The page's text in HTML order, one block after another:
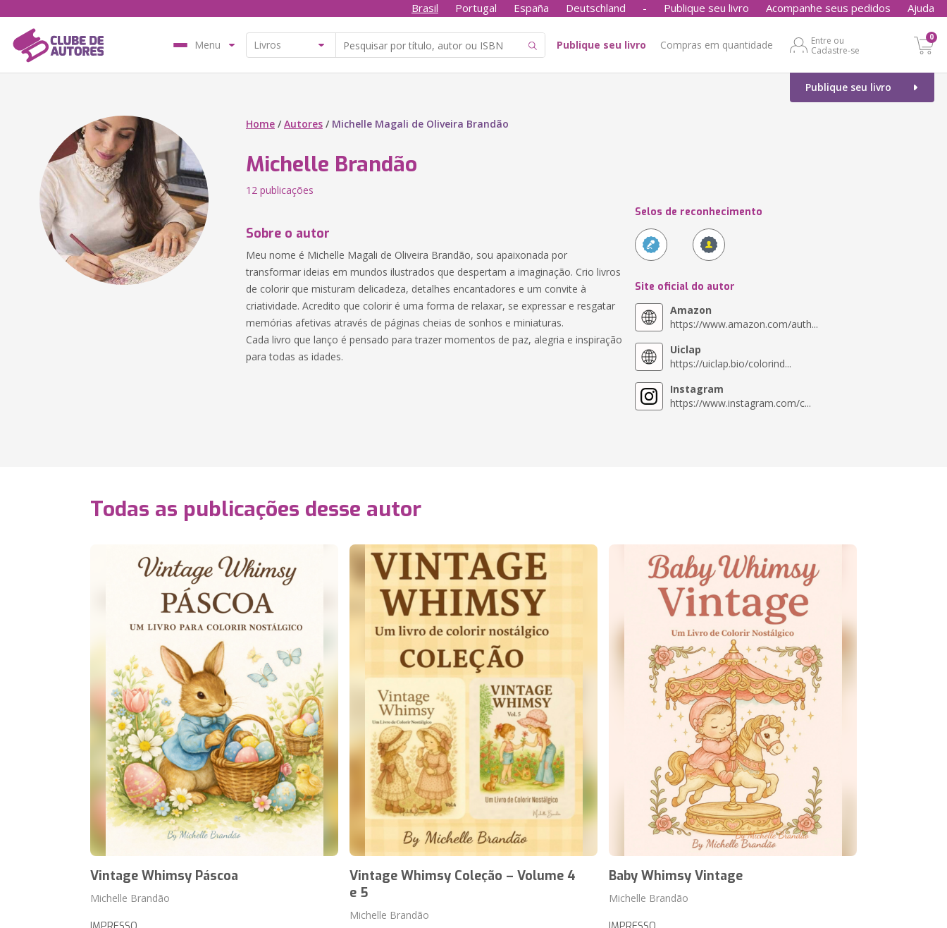
Brasil Portugal España Deutschland - Publique seu livro Acompanhe seus pedidos Ajuda
Menu Publique seu livro Compras em quantidade
Entre ou
Cadastre-se
0
Publique seu livro
Home /Autores / Michelle Magali de Oliveira Brandão
Michelle Brandão
12 publicações
Sobre o autor
Meu nome é Michelle Magali de Oliveira Brandão, sou apaixonada por
transformar ideias em mundos ilustrados que despertam a imaginação. Crio livros
de colorir que misturam delicadeza, detalhes encantadores e um convite à
criatividade. Acredito que colorir é uma forma de relaxar, se expressar e resgatar
memórias afetivas através de páginas cheias de sonhos e miniaturas.
Cada livro que lanço é pensado para trazer momentos de paz, alegria e inspiração
para todas as idades.
Selos de reconhecimento
Site oficial do autor
Amazon
https://www.amazon.com/auth...
Uiclap
https://uiclap.bio/colorind...
Instagram
https://www.instagram.com/c...
Todas as publicações desse autor
Vintage Whimsy Páscoa
Michelle Brandão
Vintage Whimsy Coleção – Volume 4
e 5
Michelle Brandão
Baby Whimsy Vintage
Michelle Brandão